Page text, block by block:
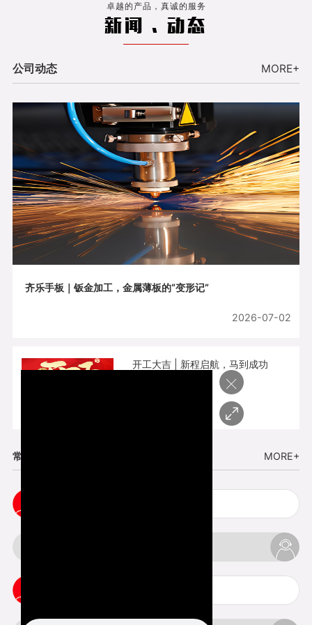
卓越的产品，真诚的服务
新闻 . 动态
公司动态 MORE+
齐乐手板｜钣金加工，金属薄板的“变形记”
2026-07-02
开工大吉 | 新程启航，马到成功
常见问题 MORE+
×